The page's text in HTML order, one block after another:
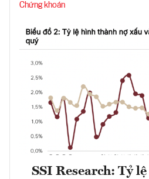
Chứng khoán
SSI Research: Tỷ